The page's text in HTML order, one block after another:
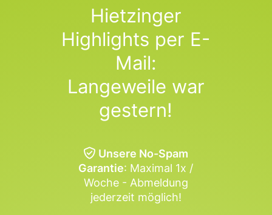
Hietzinger
Highlights per E-
Mail:
Langeweile war
gestern!
Unsere No-Spam
Garantie: Maximal 1x /
Woche - Abmeldung
jederzeit möglich!